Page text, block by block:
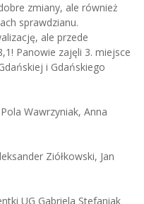
zmiany, ale również
sprawdzianu.
ale przede
Panowie zajęli 3. miejsce
i Gdańskiego
Wawrzyniak, Anna
Ziółkowski, Jan
UG Gabriela Stefaniak